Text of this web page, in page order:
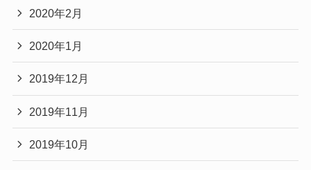
2020年2月
2020年1月
2019年12月
2019年11月
2019年10月